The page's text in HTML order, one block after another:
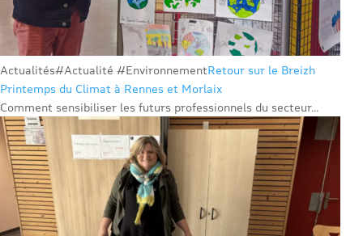
Actualités#Actualité #EnvironnementRetour sur le Breizh
Printemps du Climat à Rennes et Morlaix
Comment sensibiliser les futurs professionnels du secteur...